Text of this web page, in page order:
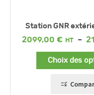
Station GNR
2099,00 € –
Choix des